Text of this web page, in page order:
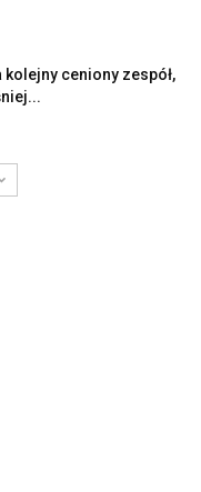
kolejny ceniony zespół,